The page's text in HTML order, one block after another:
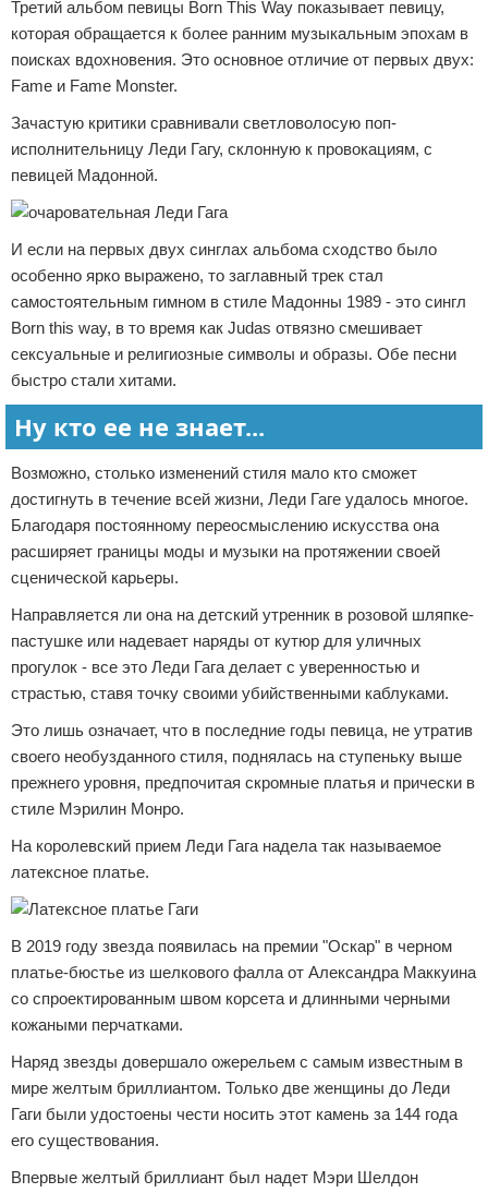
Третий альбом певицы Born This Way показывает певицу,
которая обращается к более ранним музыкальным эпохам в
поисках вдохновения. Это основное отличие от первых двух:
Fame и Fame Monster.
Зачастую критики сравнивали светловолосую поп-
исполнительницу Леди Гагу, склонную к провокациям, с
певицей Мадонной.
И если на первых двух синглах альбома сходство было
особенно ярко выражено, то заглавный трек стал
самостоятельным гимном в стиле Мадонны 1989 - это сингл
Born this way, в то время как Judas отвязно смешивает
сексуальные и религиозные символы и образы. Обе песни
быстро стали хитами.
Ну кто ее не знает...
Возможно, столько изменений стиля мало кто сможет
достигнуть в течение всей жизни, Леди Гаге удалось многое.
Благодаря постоянному переосмыслению искусства она
расширяет границы моды и музыки на протяжении своей
сценической карьеры.
Направляется ли она на детский утренник в розовой шляпке-
пастушке или надевает наряды от кутюр для уличных
прогулок - все это Леди Гага делает с уверенностью и
страстью, ставя точку своими убийственными каблуками.
Это лишь означает, что в последние годы певица, не утратив
своего необузданного стиля, поднялась на ступеньку выше
прежнего уровня, предпочитая скромные платья и прически в
стиле Мэрилин Монро.
На королевский прием Леди Гага надела так называемое
латексное платье.
В 2019 году звезда появилась на премии "Оскар" в черном
платье-бюстье из шелкового фалла от Александра Маккуина
со спроектированным швом корсета и длинными черными
кожаными перчатками.
Наряд звезды довершало ожерельем с самым известным в
мире желтым бриллиантом. Только две женщины до Леди
Гаги были удостоены чести носить этот камень за 144 года
его существования.
Впервые желтый бриллиант был надет Мэри Шелдон